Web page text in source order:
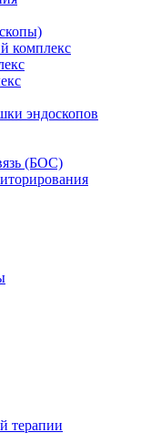
комплекс
эндоскопов
(БОС)
терапии